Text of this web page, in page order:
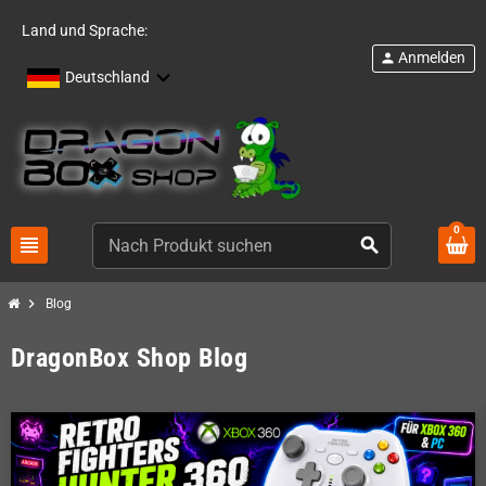
Land und Sprache:
Deutschland
view_headline search
person Anmelden
0
chevron_right Blog
DragonBox Shop Blog